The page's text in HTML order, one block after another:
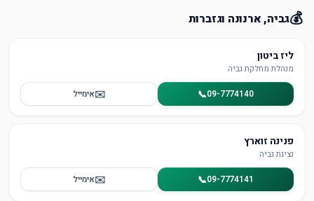
💰גביה, ארנונה וגזברות
ליז ביטון
מנהלת מחלקת גביה
📞09-7774140
✉️אימייל
פנינה זוארץ
נציגת גביה
📞09-7774141
✉️אימייל